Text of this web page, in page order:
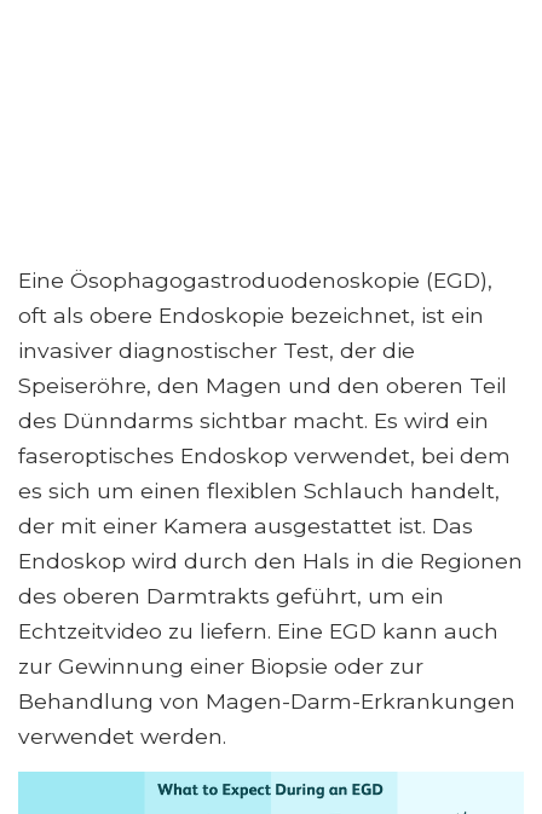
Eine Ösophagogastroduodenoskopie (EGD),
oft als obere Endoskopie bezeichnet, ist ein
invasiver diagnostischer Test, der die
Speiseröhre, den Magen und den oberen Teil
des Dünndarms sichtbar macht. Es wird ein
faseroptisches Endoskop verwendet, bei dem
es sich um einen flexiblen Schlauch handelt,
der mit einer Kamera ausgestattet ist. Das
Endoskop wird durch den Hals in die Regionen
des oberen Darmtrakts geführt, um ein
Echtzeitvideo zu liefern. Eine EGD kann auch
zur Gewinnung einer Biopsie oder zur
Behandlung von Magen-Darm-Erkrankungen
verwendet werden.